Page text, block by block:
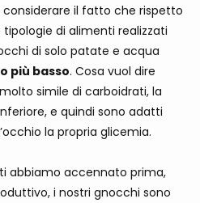
il fatto che rispetto
di alimenti realizzati
di solo patate e acqua
più basso. Cosa vuol dire
simile di carboidrati, la
e quindi sono adatti
la propria glicemia.
abbiamo accennato prima,
i nostri gnocchi sono